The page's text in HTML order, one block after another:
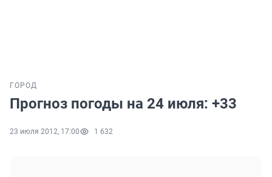
ГОРОД
Прогноз погоды на 24 июля: +33
23 июля 2012, 17:00 1 632